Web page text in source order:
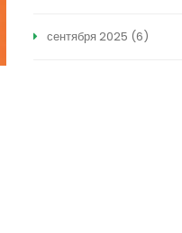
сентября 2025 (6)